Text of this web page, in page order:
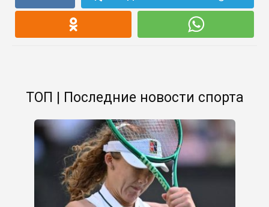
ТОП | Последние новости спорта